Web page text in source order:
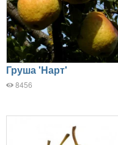
Груша 'Нарт'
8456